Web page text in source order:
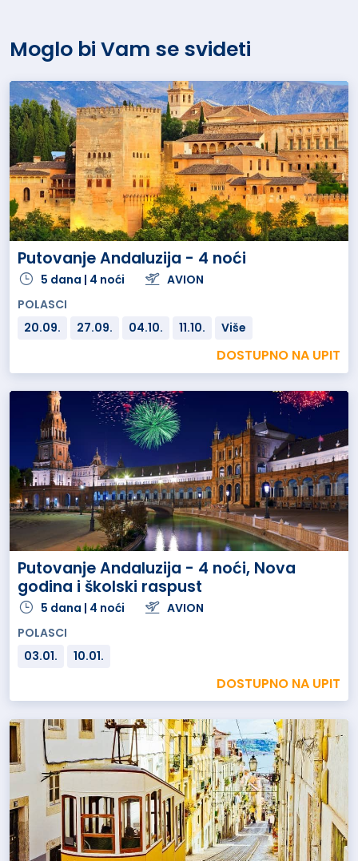
Moglo bi Vam se svideti
Putovanje Andaluzija - 4 noći
5 dana | 4 noći
AVION
POLASCI
20.09.
27.09. 04.10. 11.10. Više
DOSTUPNO NA UPIT
Putovanje Andaluzija - 4 noći, Nova
godina i školski raspust
5 dana | 4 noći
AVION
POLASCI
03.01.
10.01.
DOSTUPNO NA UPIT